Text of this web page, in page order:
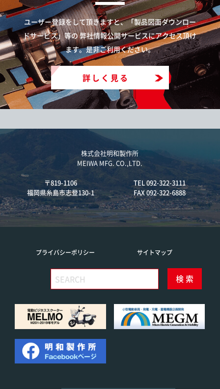
ユーザー登録をして頂きますと、「製品図面ダウンロー
ドサービス」等の弊社情報公開サービスにアクセス頂け
ます。是非ご利用ください。
詳しく見る
株式会社明和製作所
MEIWA MFG. CO.,LTD.
〒819-1106
福岡県糸島市志登130-1
TEL 092-322-3111
FAX 092-322-6888
プライバシーポリシー サイトマップ